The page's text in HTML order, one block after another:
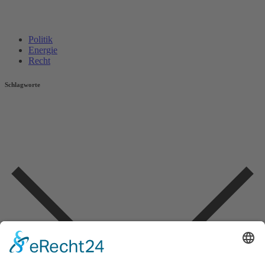
Politik
Energie
Recht
Schlagworte